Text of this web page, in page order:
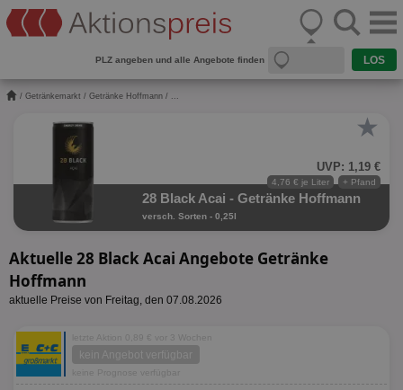
PLZ angeben und alle Angebote finden
/ Getränkemarkt / Getränke Hoffmann / ...
★
UVP: 1,19 €
+ Pfand
4,76 € je Liter
28 Black Acai - Getränke Hoffmann
versch. Sorten - 0,25l
Aktuelle 28 Black Acai Angebote Getränke
Hoffmann
aktuelle Preise von Freitag, den 07.08.2026
letzte Aktion 0,89 € vor 3 Wochen
kein Angebot verfügbar
keine Prognose verfügbar